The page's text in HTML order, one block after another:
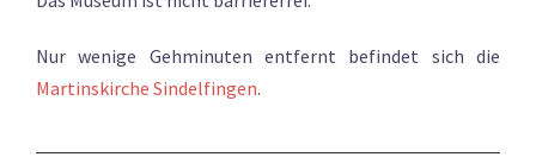
Nur wenige Gehminuten entfernt befindet sich die
Martinskirche Sindelfingen.